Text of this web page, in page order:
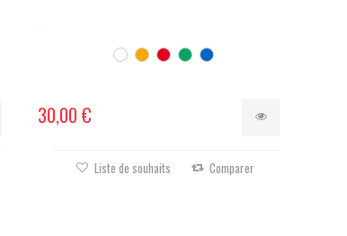
30,00 €
Liste de souhaits Comparer